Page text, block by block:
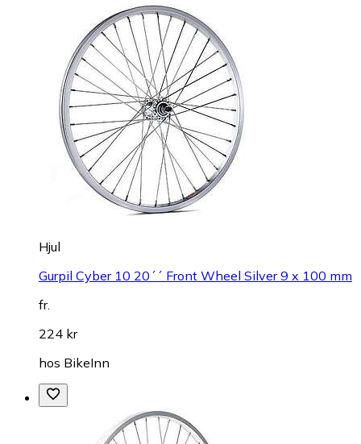
Hjul
Gurpil Cyber 10 20´´ Front Wheel Silver 9 x 100 mm
fr.
224 kr
hos BikeInn